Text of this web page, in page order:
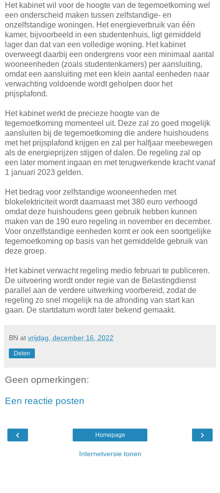
Het kabinet wil voor de hoogte van de tegemoetkoming wel
een onderscheid maken tussen zelfstandige- en
onzelfstandige woningen. Het energieverbruik van één
kamer, bijvoorbeeld in een studentenhuis, ligt gemiddeld
lager dan dat van een volledige woning. Het kabinet
overweegt daarbij een ondergrens voor een minimaal aantal
wooneenheden (zoals studentenkamers) per aansluiting,
omdat een aansluiting met een klein aantal eenheden naar
verwachting voldoende wordt geholpen door het
prijsplafond.
Het kabinet werkt de precieze hoogte van de
tegemoetkoming momenteel uit. Deze zal zo goed mogelijk
aansluiten bij de tegemoetkoming die andere huishoudens
met het prijsplafond krijgen en zal per halfjaar meebewegen
als de energieprijzen stijgen of dalen. De regeling zal op
een later moment ingaan en met terugwerkende kracht vanaf
1 januari 2023 gelden.
Het bedrag voor zelfstandige wooneenheden met
blokelektriciteit wordt daarnaast met 380 euro verhoogd
omdat deze huishoudens geen gebruik hebben kunnen
maken van de 190 euro regeling in november en december.
Voor onzelfstandige eenheden komt er ook een soortgelijke
tegemoetkoming op basis van het gemiddelde gebruik van
deze groep.
Het kabinet verwacht regeling medio februari te publiceren.
De uitvoering wordt onder regie van de Belastingdienst
parallel aan de verdere uitwerking voorbereid, zodat de
regeling zo snel mogelijk na de afronding van start kan
gaan. De startdatum wordt later bekend gemaakt.
BN at vrijdag, december 16, 2022
Delen
Geen opmerkingen:
Een reactie posten
‹ ›
Homepage
Internetversie tonen